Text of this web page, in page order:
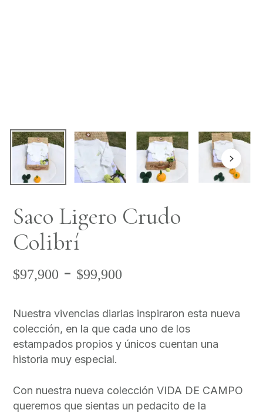
Saco Ligero Crudo
Colibrí
$97,900 - $99,900
precios:
desde
$97,900
Nuestra vivencias diarias inspiraron esta nueva
colección, en la que cada uno de los
estampados propios y únicos cuentan una
historia muy especial.
Con nuestra nueva colección VIDA DE CAMPO
queremos que sientas un pedacito de la